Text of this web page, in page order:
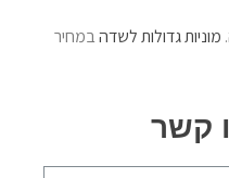
מוניות גדולות לשדהבמחיר
קשר